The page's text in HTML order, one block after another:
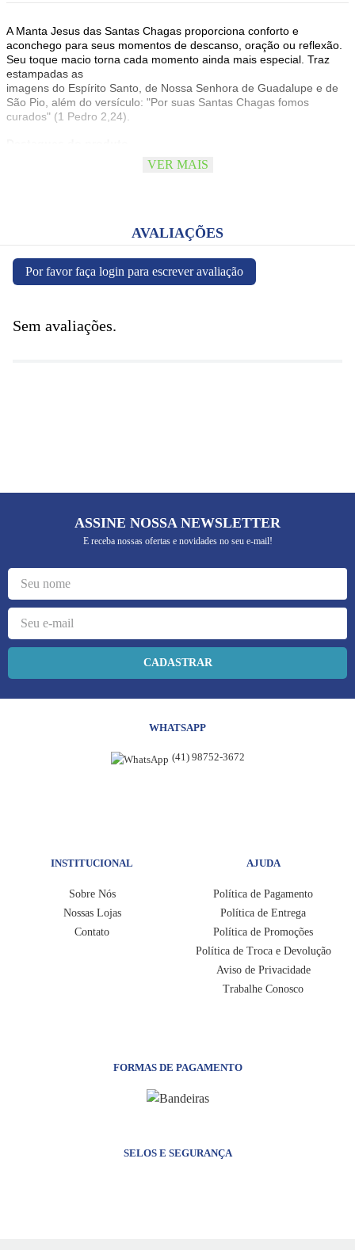
A Manta Jesus das Santas Chagas proporciona conforto e
aconchego para seus momentos de descanso, oração ou reflexão.
Seu toque macio torna cada momento ainda mais especial. Traz
estampadas as
imagens do Espírito Santo, de Nossa Senhora de Guadalupe e de
São Pio, além do versículo: "Por suas Santas Chagas fomos
curados" (1 Pedro 2,24).
Produzida em tecido soft peluciado, oferece suavidade, conforto
térmico e excelente durabilidade.
• Material: Soft 100% Poliéster peluciado
• Dimensões: 1,00 m x 1,40 m
• Código: PP0219
VER MAIS
AVALIAÇÕES
Por favor faça login para escrever avaliação
Sem avaliações.
ASSINE NOSSA NEWSLETTER
E receba nossas ofertas e novidades no seu e-mail!
CADASTRAR
WHATSAPP
(41) 98752-3672
INSTITUCIONAL
Sobre Nós
Nossas Lojas
Contato
AJUDA
Política de Pagamento
Política de Entrega
Política de Promoções
Política de Troca e Devolução
Aviso de Privacidade
Trabalhe Conosco
FORMAS DE PAGAMENTO
SELOS E SEGURANÇA